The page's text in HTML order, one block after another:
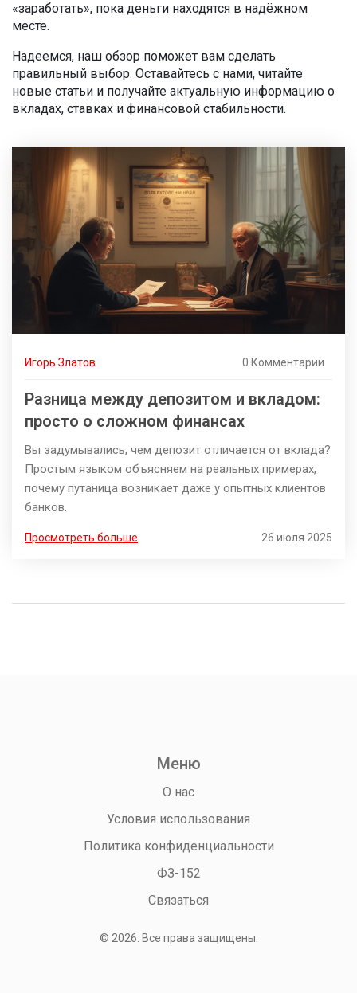
«заработать», пока деньги находятся в надёжном
месте.
Надеемся, наш обзор поможет вам сделать
правильный выбор. Оставайтесь с нами, читайте
новые статьи и получайте актуальную информацию о
вкладах, ставках и финансовой стабильности.
Игорь Златов 0 Комментарии
Разница между депозитом и вкладом:
просто о сложном финансах
Вы задумывались, чем депозит отличается от вклада?
Простым языком объясняем на реальных примерах,
почему путаница возникает даже у опытных клиентов
банков.
Просмотреть больше 26 июля 2025
Меню
О нас
Условия использования
Политика конфиденциальности
ФЗ-152
Связаться
© 2026. Все права защищены.